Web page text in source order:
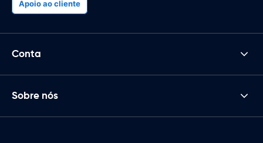
Apoio ao cliente
Conta
Sobre nós